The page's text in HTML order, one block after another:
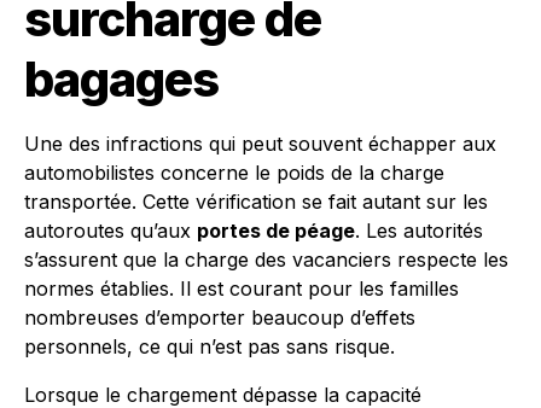
surcharge de
bagages
Une des infractions qui peut souvent échapper aux
automobilistes concerne le poids de la charge
transportée. Cette vérification se fait autant sur les
autoroutes qu’aux portes de péage. Les autorités
s’assurent que la charge des vacanciers respecte les
normes établies. Il est courant pour les familles
nombreuses d’emporter beaucoup d’effets
personnels, ce qui n’est pas sans risque.
Lorsque le chargement dépasse la capacité